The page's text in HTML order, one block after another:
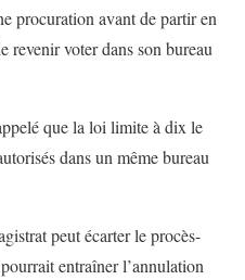
procuration avant de partir en
revenir voter dans son bureau
que la loi limite à dix le
dans un même bureau
peut écarter le procès-
entraîner l’annulation